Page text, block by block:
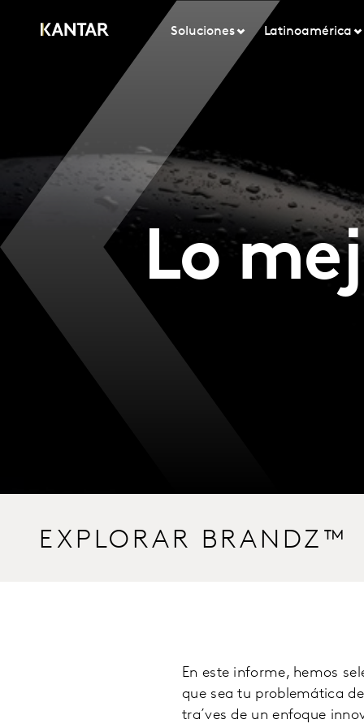
Soluciones Latinoamérica
Lo
EXPLORAR BRANDZ™
En este informe, hemos
que sea tu problemática
tra´ves de un enfoque